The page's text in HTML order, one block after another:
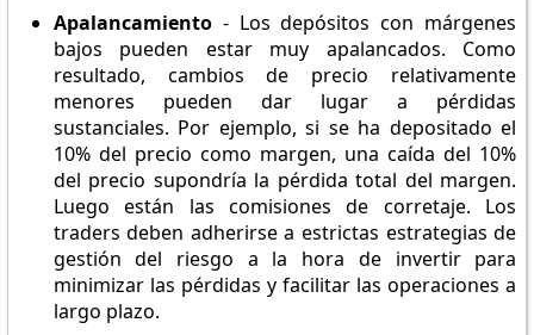
Apalancamiento- Los depósitos con márgenes
bajos pueden estar muy apalancados. Como
resultado, cambios de precio relativamente
menores pueden dar lugar a pérdidas
sustanciales. Por ejemplo, si se ha depositado el
10% del precio como margen, una caída del 10%
del precio supondría la pérdida total del margen.
Luego están las comisiones de corretaje. Los
traders deben adherirse a estrictas estrategias de
gestión del riesgo a la hora de invertir para
minimizar las pérdidas y facilitar las operaciones a
largo plazo.